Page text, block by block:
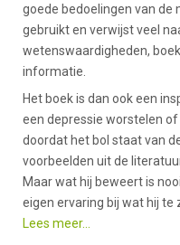
goede bedoelingen van de
gebruikt en verwijst veel
wetenswaardigheden,
informatie.
Het boek is dan ook een
een depressie worstelen
doordat het bol staat van
voorbeelden uit de
Maar wat hij beweert is
eigen ervaring bij wat hij te
Lees meer...